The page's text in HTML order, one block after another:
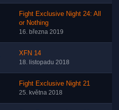
Fight Exclusive Night 24: All
or Nothing
16. března 2019
XFN 14
18. listopadu 2018
Fight Exclusive Night 21
25. května 2018